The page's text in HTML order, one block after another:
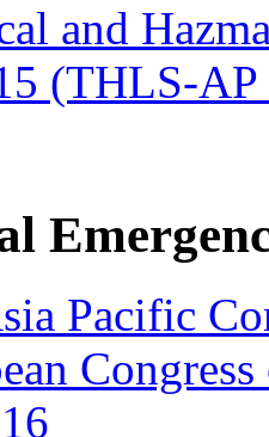
and
(THLS-AP
Pacific